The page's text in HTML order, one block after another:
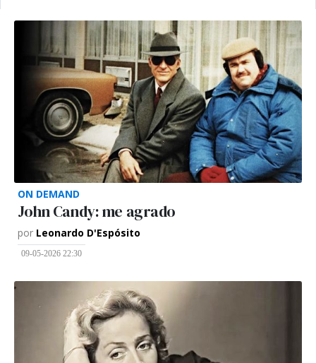
ON DEMAND
John Candy: me agrado
por Leonardo D'Espósito
09-05-2026 22:30